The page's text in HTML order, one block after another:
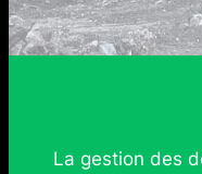
La gestion des